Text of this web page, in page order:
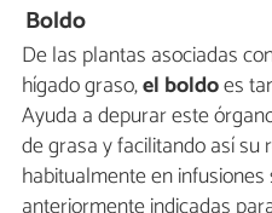
Boldo
De las plantas asociadas
hígado graso,el boldoes
Ayuda a depurar este
de grasa y facilitando así su
habitualmente en